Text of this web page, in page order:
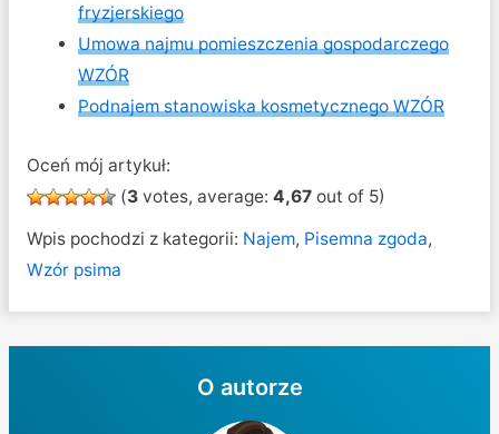
fryzjerskiego
Umowa najmu pomieszczenia gospodarczego
WZÓR
Podnajem stanowiska kosmetycznego WZÓR
Oceń mój artykuł:
(3votes, average: 4,67out of 5)
Wpis pochodzi z kategorii: Najem, Pisemna zgoda,
Wzór psima
O autorze